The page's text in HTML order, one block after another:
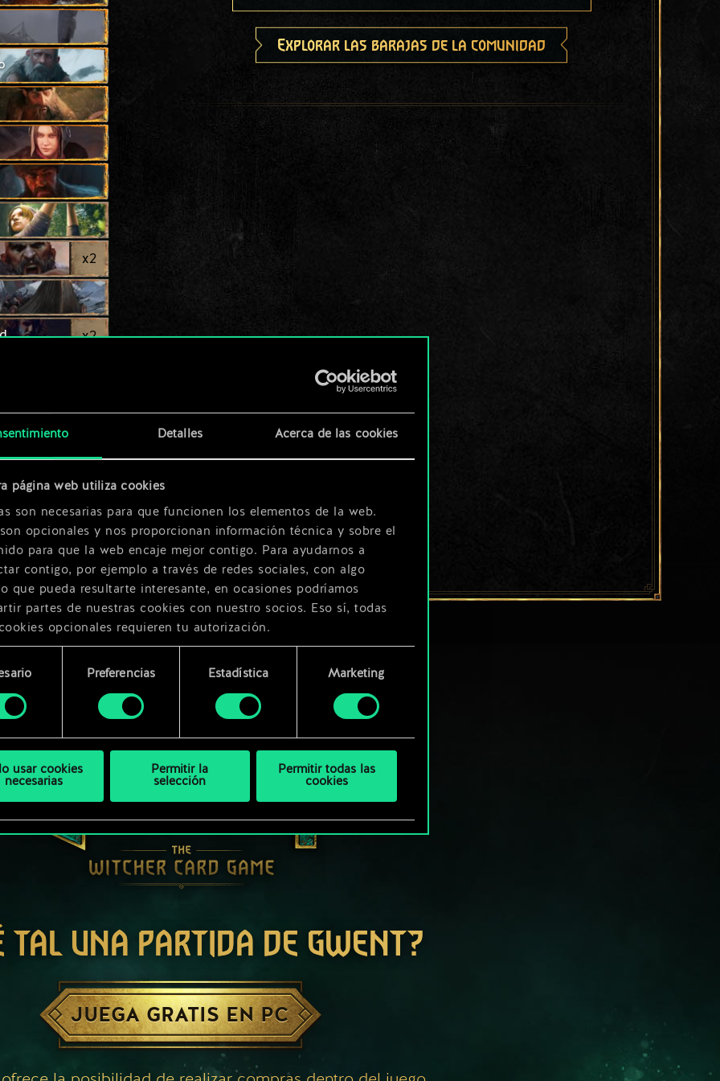
Detalles Acerca de las cookies
página web utiliza cookies
son necesarias para que funcionen los elementos de la web.
opcionales y nos proporcionan información técnica y sobre el
para que la web encaje mejor contigo. Para ayudarnos a
contigo, por ejemplo a través de redes sociales, con algo
que pueda resultarte interesante, en ocasiones podríamos
partes de nuestras cookies con nuestro socios. Eso sí, todas
opcionales requieren tu autorización.
todos los detalles sobre nuestro uso de las cookies y
Preferencias Estadística Marketing
usar cookies
necesarias
Permitir la
selección
Permitir todas las
cookies
x2
x2
x2
x2
Explorar las barajas de la comunidad
TAL UNA PARTIDA DE GWENT?
JUEGA GRATIS EN PC